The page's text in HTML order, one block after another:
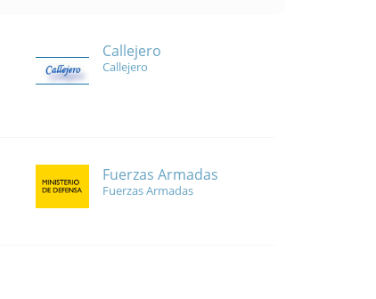
Callejero
Callejero
Fuerzas Armadas
Fuerzas Armadas